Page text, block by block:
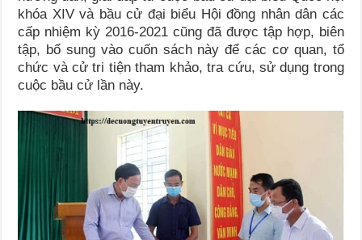
khóa XIV và bầu cử đại biểu Hội đồng nhân dân các
cấp nhiệm kỳ 2016-2021 cũng đã được tập hợp, biên
tập, bổ sung vào cuốn sách này để các cơ quan, tổ
chức và cử tri tiện tham khảo, tra cứu, sử dụng trong
cuộc bầu cử lần này.